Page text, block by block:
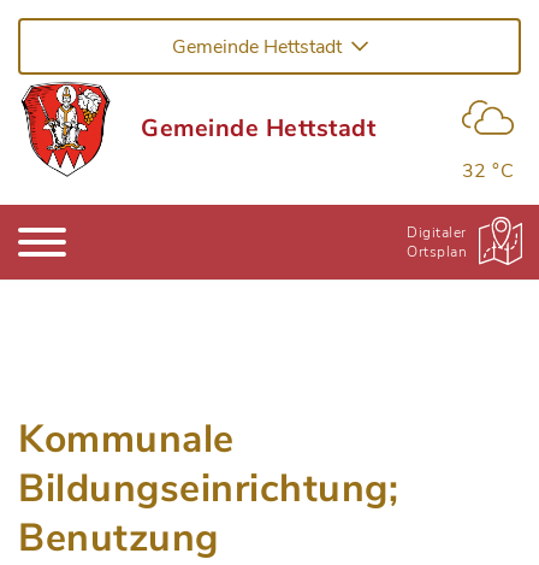
Gemeinde Hettstadt
Gemeinde Hettstadt
32 °C
Digitaler
Ortsplan
Kommunale
Bildungseinrichtung;
Benutzung